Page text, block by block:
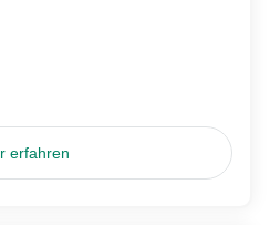
erfahren